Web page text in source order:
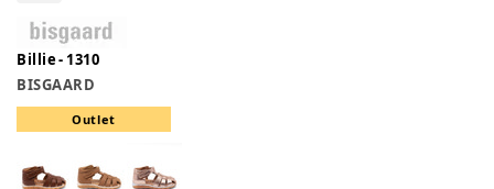
Billie - 1310
BISGAARD
Outlet